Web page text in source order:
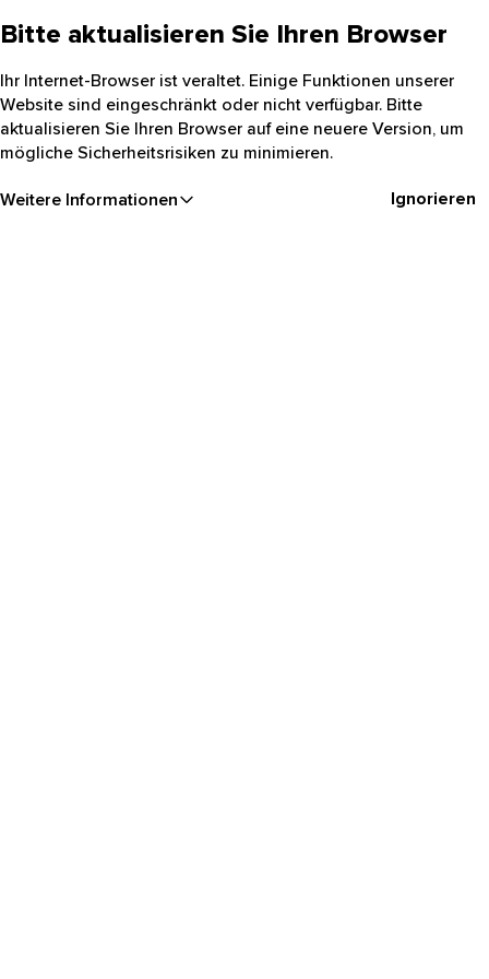
Bitte aktualisieren Sie Ihren Browser
Ihr Internet-Browser ist veraltet. Einige Funktionen unserer
Website sind eingeschränkt oder nicht verfügbar. Bitte
aktualisieren Sie Ihren Browser auf eine neuere Version, um
mögliche Sicherheitsrisiken zu minimieren.
Weitere Informationen Ignorieren